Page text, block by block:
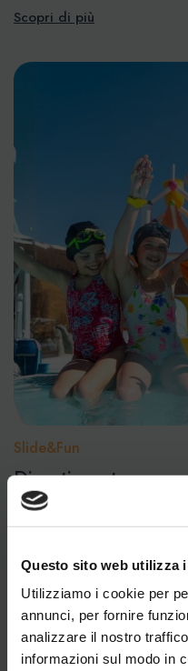
Questo sito web utilizza
Utilizziamo i cookie per
annunci, per fornire
analizzare il nostro
informazioni sul modo in
Scopri di più
Slide&Fun
Divertimento
famiglia
dove l’energia non finisce
tante risate: è l’area
bambini — e vuole
Scopri di più